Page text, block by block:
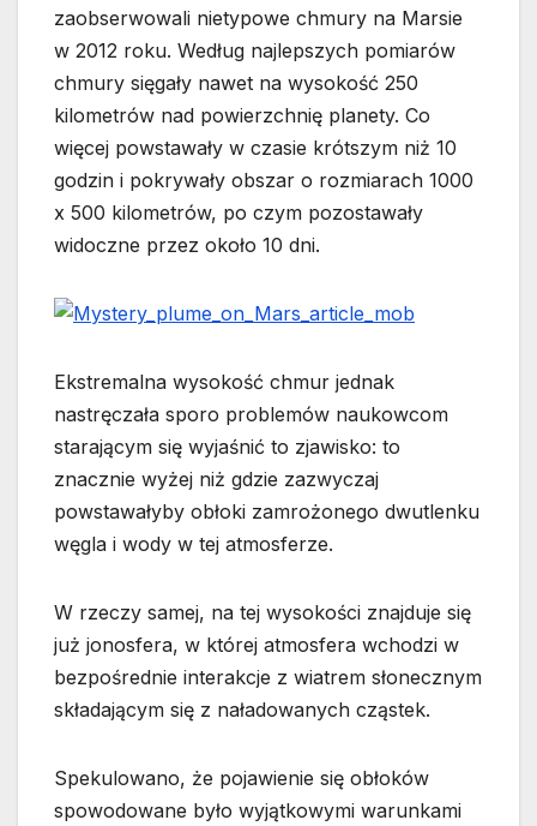
zaobserwowali nietypowe chmury na Marsie
w 2012 roku. Według najlepszych pomiarów
chmury sięgały nawet na wysokość 250
kilometrów nad powierzchnię planety. Co
więcej powstawały w czasie krótszym niż 10
godzin i pokrywały obszar o rozmiarach 1000
x 500 kilometrów, po czym pozostawały
widoczne przez około 10 dni.
Ekstremalna wysokość chmur jednak
nastręczała sporo problemów naukowcom
starającym się wyjaśnić to zjawisko: to
znacznie wyżej niż gdzie zazwyczaj
powstawałyby obłoki zamrożonego dwutlenku
węgla i wody w tej atmosferze.
W rzeczy samej, na tej wysokości znajduje się
już jonosfera, w której atmosfera wchodzi w
bezpośrednie interakcje z wiatrem słonecznym
składającym się z naładowanych cząstek.
Spekulowano, że pojawienie się obłoków
spowodowane było wyjątkowymi warunkami